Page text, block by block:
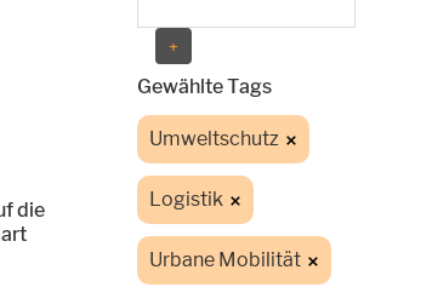
die
Gewählte Tags
Umweltschutz
Logistik
Urbane Mobilität